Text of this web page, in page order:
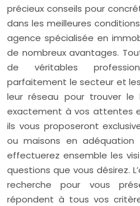
précieux conseils pour
dans les meilleures
agence spécialisée en
de nombreux avantages.
de véritables
parfaitement le secteur et
leur réseau pour trouver le
exactement à vos attentes
ils vous proposeront
ou maisons en
effectuerez ensemble les
questions que vous désirez.
recherche pour vous
répondent à tous vos